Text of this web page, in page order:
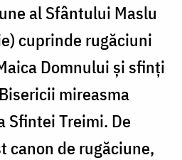
al Sfântului Maslu
cuprinde rugăciuni
Domnului şi sfinţi
mireasma
Sfintei Treimi. De
canon de rugăciune,